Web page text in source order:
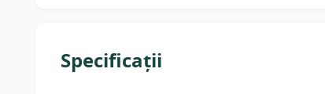
Specificații